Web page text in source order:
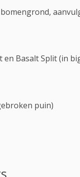
en Basalt Split (in
puin)